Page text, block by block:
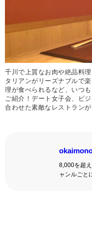
千川で上質なお肉や絶品料
タリアンがリーズナブルで
理が食べられるなど、いつ
ご紹介！デート女子会、ビ
合わせた素敵なレストランが
8,000を超
ャンルごと